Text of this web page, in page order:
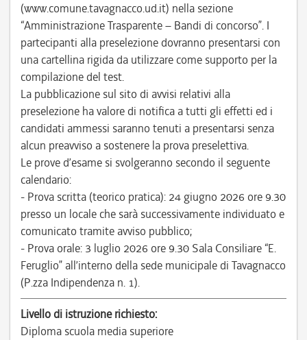
(www.comune.tavagnacco.ud.it) nella sezione
“Amministrazione Trasparente – Bandi di concorso”. I
partecipanti alla preselezione dovranno presentarsi con
una cartellina rigida da utilizzare come supporto per la
compilazione del test.
La pubblicazione sul sito di avvisi relativi alla
preselezione ha valore di notifica a tutti gli effetti ed i
candidati ammessi saranno tenuti a presentarsi senza
alcun preavviso a sostenere la prova preselettiva.
Le prove d’esame si svolgeranno secondo il seguente
calendario:
- Prova scritta (teorico pratica): 24 giugno 2026 ore 9.30
presso un locale che sarà successivamente individuato e
comunicato tramite avviso pubblico;
- Prova orale: 3 luglio 2026 ore 9.30 Sala Consiliare “E.
Feruglio” all’interno della sede municipale di Tavagnacco
(P.zza Indipendenza n. 1).
Livello di istruzione richiesto:
Diploma scuola media superiore